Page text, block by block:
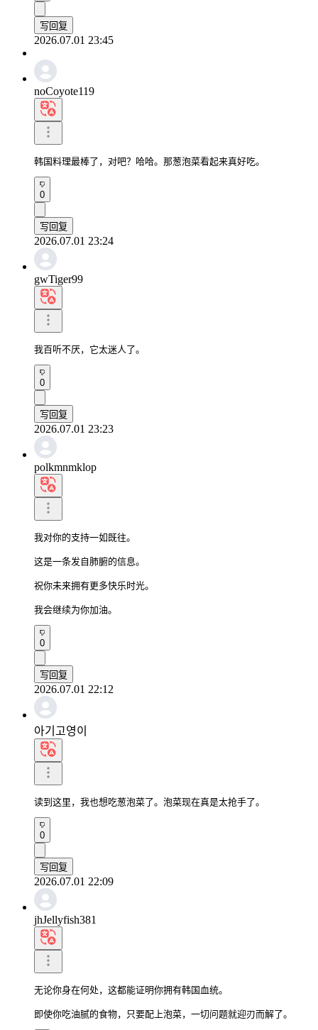
写回复
2026.07.01 23:45
noCoyote119
韩国料理最棒了，对吧？哈哈。那葱泡菜看起来真好吃。
0
写回复
2026.07.01 23:24
gwTiger99
我百听不厌，它太迷人了。
0
写回复
2026.07.01 23:23
polkmnmklop
我对你的支持一如既往。
这是一条发自肺腑的信息。
祝你未来拥有更多快乐时光。
我会继续为你加油。
0
写回复
2026.07.01 22:12
아기고영이
读到这里，我也想吃葱泡菜了。泡菜现在真是太抢手了。
0
写回复
2026.07.01 22:09
jhJellyfish381
无论你身在何处，这都能证明你拥有韩国血统。
即使你吃油腻的食物，只要配上泡菜，一切问题就迎刃而解了。